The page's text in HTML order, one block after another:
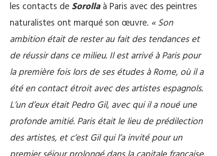
les contacts de Sorollaà Paris avec des peintres
naturalistes ont marqué son œuvre. « Son
ambition était de rester au fait des tendances et
de réussir dans ce milieu. Il est arrivé à Paris pour
la première fois lors de ses études à Rome, où il a
été en contact étroit avec des artistes espagnols.
L’un d’eux était Pedro Gil, avec qui il a noué une
profonde amitié. Paris était le lieu de prédilection
des artistes, et c’est Gil qui l’a invité pour un